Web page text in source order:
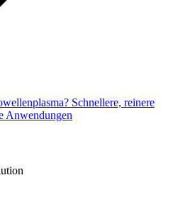
Schnellere, reinere
Anwendungen